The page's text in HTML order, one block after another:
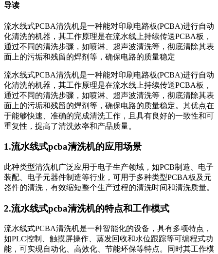
导读
流水线式PCBA清洗机是一种能对印刷电路板(PCBA)进行自动
化清洗的机器，其工作原理是在流水线上持续传送PCBA板，
通过不同的清洗步骤，如喷淋、超声波清洗等，彻底清除其表
面上的污垢和残留的焊剂等，确保电路的质量稳定
流水线式PCBA清洗机是一种能对印刷电路板(PCBA)进行自动
化清洗的机器，其工作原理是在流水线上持续传送PCBA板，
通过不同的清洗步骤，如喷淋、超声波清洗等，彻底清除其表
面上的污垢和残留的焊剂等，确保电路的质量稳定。其优点在
于能够快速、准确的完成清洗工作，且具有良好的一致性和可
重复性，提高了清洗效率和产品质量。
1.流水线式pcba清洗机的应用场景
此种类型清洗机广泛应用于电子生产领域，如PCB制造、电子
装配、电子元器件制造等行业，可用于多种类型PCBA板及元
器件的清洗，有效缩短整个生产过程的清洗时间和清洗质量。
2.流水线式pcba清洗机的特点和工作模式
流水线式PCBA清洗机是一种智能化的设备，具有多项特点，
如PLC控制、触摸屏操作、蒸发回收和水位跟踪等可编程式功
能，可实现自动化、高效化、节能环保等特点。同时其工作模